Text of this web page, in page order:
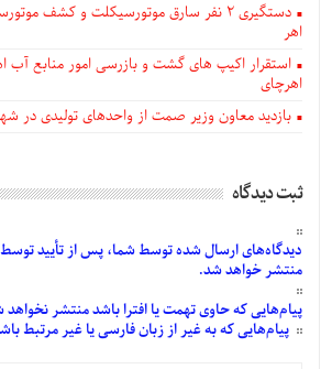
دستگيری ۲ نفر سارق موتورسیکلت و کشف
اهر
استقرار اکیپ های گشت و بازرسی امور منابع آب
اهرچای
بازدید معاون وزیر صمت از واحدهای تولیدی در
ثبت دیدگاه
دیدگاه‌هایارسالشدهتوسط شما، پس ازتأیید
منتشر خواهد شد.
پیام‌هاییکه حاوی تهمت یا افترا باشد منتشر
پیام‌هاییکه به غیر از زبان فارسی یا غیر مرتبط